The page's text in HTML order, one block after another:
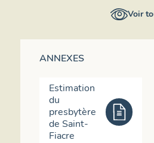
Voir
ANNEXES
Estimation
du
presbytère
de Saint-
Fiacre